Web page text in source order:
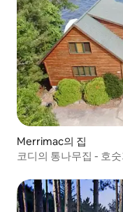
Merrimac의 집
코디의 통나무집 - 호